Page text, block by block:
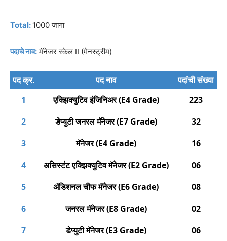
Total: 1000 जागा
पदाचे नाव: मॅनेजर स्केल II (मेनस्ट्रीम)
पद क्र. पद नाव
पदांची संख्या
1
एक्झिक्युटिव इंजिनिअर (E4 Grade)
223
2
डेप्युटी जनरल मॅनेजर (E7 Grade)
32
3
मॅनेजर (E4 Grade)
16
4
असिस्टंट एक्झिक्युटिव मॅनेजर (E2 Grade)
06
5
ॲडिशनल चीफ मॅनेजर (E6 Grade)
08
6
जनरल मॅनेजर (E8 Grade)
02
7
डेप्युटी मॅनेजर (E3 Grade)
06